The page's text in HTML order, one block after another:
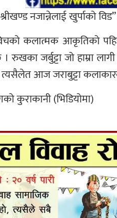
नजान्नेलाई खुर्पाको
कलात्मक आकृतिको
रुखका जर्बुट्टा जो हाम्रा
आज जराबुट्टा
कुराकानी (भिडियोमा)